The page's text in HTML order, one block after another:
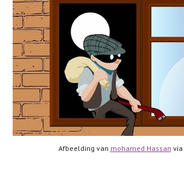
Afbeelding van mohamed Hassan via